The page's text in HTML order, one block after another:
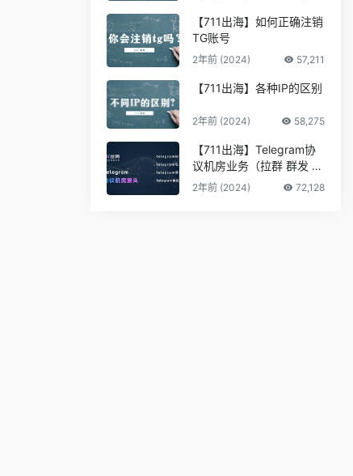
【711出海】如何正确注销
TG账号
2年前 (2024) 57,211
【711出海】各种IP的区别
2年前 (2024) 58,275
【711出海】Telegram协
议机房业务（拉群 群发 私
信 采集 筛料）
2年前 (2024) 72,128